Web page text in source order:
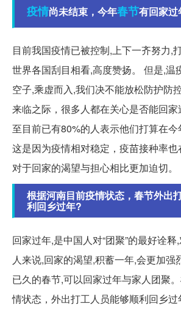
疫情尚未结束，今年春节有回家
目前我国疫情已被控制,上下一齐努力,
世界各国刮目相看,高度赞扬。 但是,温
空子,乘虚而入,我们决不能放松防护防
来临之际，很多人都在关心是否能回
至目前已有80%的人表示他们打算在今
这是因为疫情相对稳定，疫苗接种率
对于回家的渴望与担心相比更加迫切。
根据河南目前疫情状态，春节外出
利回乡过年?
回家过年,是中国人对“团聚”的最好诠
人来说,回家的渴望,积蓄一年,会更加强
已久的春节,可以回家过年与家人团聚
情状态，外出打工人员能够顺利回乡过